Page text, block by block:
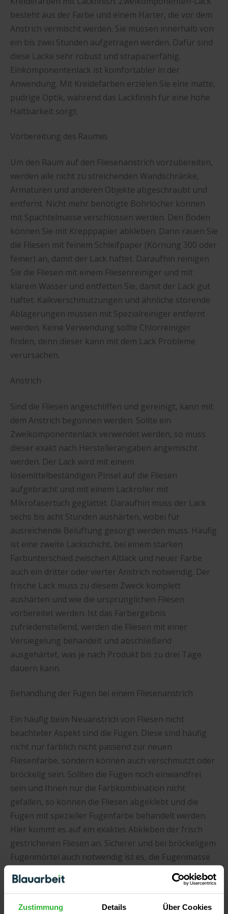
Zustimmung Details Über Cookies
besteht aus der Farbe und einem Härter, die vor dem
Anstrich vermischt werden. Sie müssen innerhalb von
ein bis zwei Stunden aufgetragen werden. Dafür sind
diese Lacke sehr robust und strapazierfähig.
Einkomponentenlack ist komfortabler in der
Anwendung. Mit Kreidefarben erzielen Sie eine matte,
pudrige Optik, während das Lackfinish für eine hohe
Haltbarkeit sorgt.
Vorbereitung des Raumes
Um den Raum auf den Fliesenanstrich vorzubereiten,
werden alle nicht zu streichenden Wandschränke,
Armaturen und anderen Objekte abgeschraubt und
entfernt. Nicht mehr benötigte Bohrlöcher können
mit Spachtelmasse verschlossen werden. Den Boden
können Sie mit Krepppapier abkleben. Dann rauen Sie
die Fliesen mit feinem Schleifpaper (Körnung 300 oder
feiner) an, damit der Lack haftet. Daraufhin reinigen
Sie die Fliesen mit einem Fliesenreiniger und mit
klarem Wasser und entfetten Sie, damit der Lack gut
haftet. Kalkverschmutzungen und ähnliche störende
Ablagerungen müssen mit Spezialreiniger entfernt
werden. Keine Verwendung sollte Chlorreiniger
finden, denn dieser kann mit dem Lack Probleme
verursachen.
Anstrich
Sind die Fliesen angeschliffen und gereinigt, kann mit
dem Anstrich begonnen werden. Sollte ein
Zweikomponentenlack verwendet werden, so muss
dieser exakt nach Herstellerangaben angemischt
werden. Der Lack wird mit einem
lösemittelbeständigen Pinsel auf die Fliesen
aufgebracht und mit einem Lackroller mit
Mikrofasertuch geglättet. Daraufhin muss der Lack
sechs bis acht Stunden aushärten, wobei für
ausreichende Belüftung gesorgt werden muss. Häufig
ist eine zweite Lackschicht, bei einem starken
Farbunterschied zwischen Altlack und neuer Farbe
auch ein dritter oder vierter Anstrich notwendig. Der
frische Lack muss zu diesem Zweck komplett
aushärten und wie die ursprünglichen Fliesen
vorbereitet werden. Ist das Farbergebnis
zufriedenstellend, werden die Fliesen mit einer
Versiegelung behandelt und abschließend
ausgehärtet, was je nach Produkt bis zu drei Tage
dauern kann.
Behandlung der Fugen bei einem Fliesenanstrich
Ein häufig beim Neuanstrich von Fliesen nicht
beachteter Aspekt sind die Fugen. Diese sind häufig
nicht nur farblich nicht passend zur neuen
Fliesenfarbe, sondern können auch verschmutzt oder
bröckelig sein. Sollten die Fugen noch einwandfrei
sein und Ihnen nur die Farbkombination nicht
gefallen, so können die Fliesen abgeklebt und die
Fugen mit spezieller Fugenfarbe behandelt werden.
Hier kommt es auf ein exaktes Abkleben der frisch
gestrichenen Fliesen an. Sicherer und bei bröckeligem
Fugenmörtel auch notwendig ist es, die Fugenmasse
zu entfernen und die Fliesen neu zu verfugen. So
erhalten Sie langfristig schöne Fugen, die exakt Ihren